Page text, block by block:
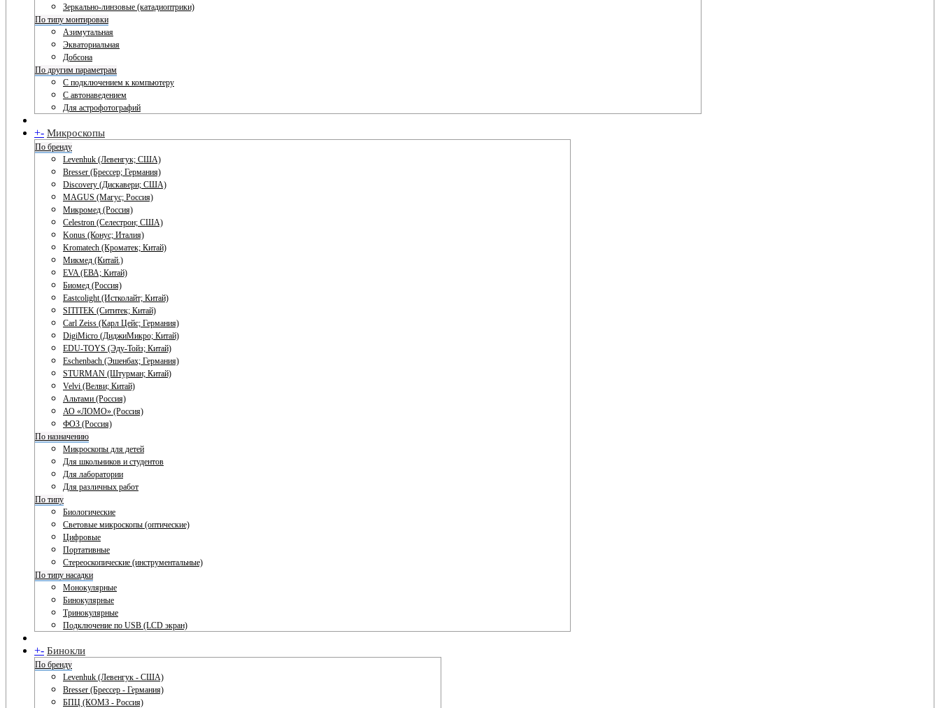
Зеркально-линзовые (катадиоптрики)
По типу монтировки
Азимутальная
Экваториальная
Добсона
По другим параметрам
С подключением к компьютеру
С автонаведением
Для астрофотографий
+- Микроскопы
По бренду
Levenhuk (Левенгук; США)
Bresser (Брессер; Германия)
Discovery (Дискавери; США)
MAGUS (Магус; Россия)
Микромед (Россия)
Celestron (Селестрон; США)
Konus (Конус; Италия)
Kromatech (Кроматек; Китай)
Микмед (Китай.)
EVA (ЕВА; Китай)
Биомед (Россия)
Eastcolight (Истколайт; Китай)
SITITEK (Сититек; Китай)
Carl Zeiss (Карл Цейс; Германия)
DigiMicro (ДиджиМикро; Китай)
EDU-TOYS (Эду-Тойз; Китай)
Eschenbach (Эшенбах; Германия)
STURMAN (Штурман; Китай)
Velvi (Велви; Китай)
Альтами (Россия)
АО «ЛОМО» (Россия)
ФОЗ (Россия)
По назначению
Микроскопы для детей
Для школьников и студентов
Для лаборатории
Для различных работ
По типу
Биологические
Световые микроскопы (оптические)
Цифровые
Портативные
Стереоскопические (инструментальные)
По типу насадки
Монокулярные
Бинокулярные
Тринокулярные
Подключение по USB (LCD экран)
+- Бинокли
По бренду
Levenhuk (Левенгук - США)
Bresser (Брессер - Германия)
БПЦ (КОМЗ - Россия)